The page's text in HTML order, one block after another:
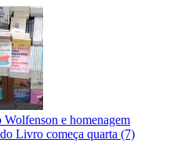
e homenagem
Livro começa quarta (7)